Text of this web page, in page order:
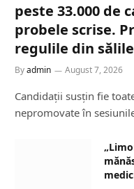
peste 33.000 de
probele scrise.
regulile din
Byadmin August 7, 2026
Candidații susțin fie
nepromovate în